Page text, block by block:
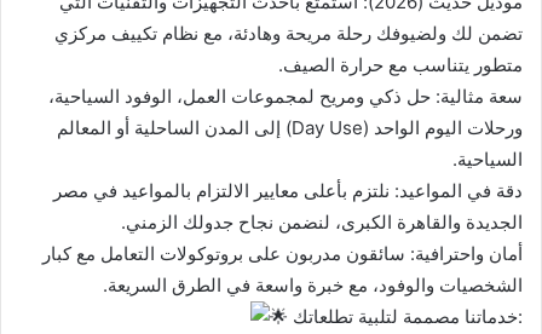
تضمن لك ولضيوفك رحلة مريحة وهادئة، مع نظام تكييف مركزي
متطور يتناسب مع حرارة الصيف.
سعة مثالية: حل ذكي ومريح لمجموعات العمل، الوفود السياحية،
ورحلات اليوم الواحد (Day Use) إلى المدن الساحلية أو المعالم
السياحية.
دقة في المواعيد: نلتزم بأعلى معايير الالتزام بالمواعيد في مصر
الجديدة والقاهرة الكبرى، لنضمن نجاح جدولك الزمني.
أمان واحترافية: سائقون مدربون على بروتوكولات التعامل مع كبار
الشخصيات والوفود، مع خبرة واسعة في الطرق السريعة.
خدماتنا مصممة لتلبية تطلعاتك: